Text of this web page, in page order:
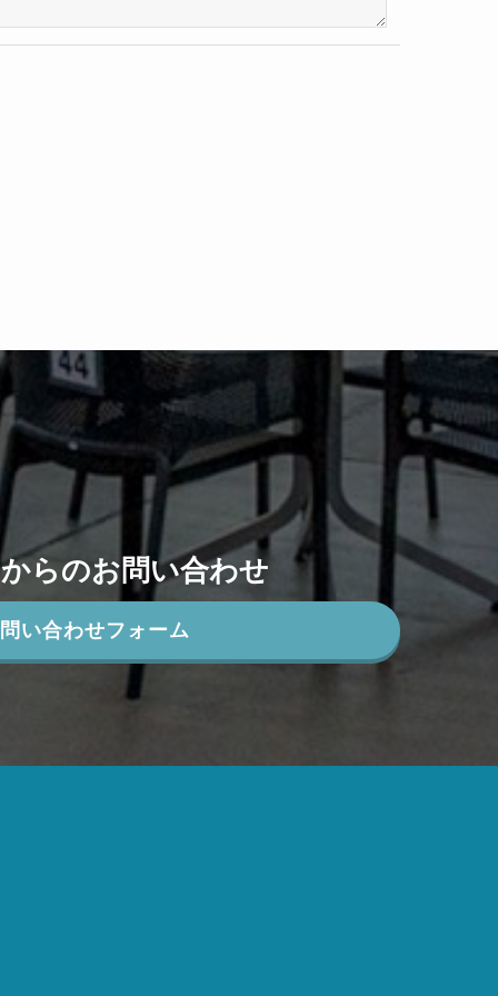
らのお問い合わせ
い合わせフォーム